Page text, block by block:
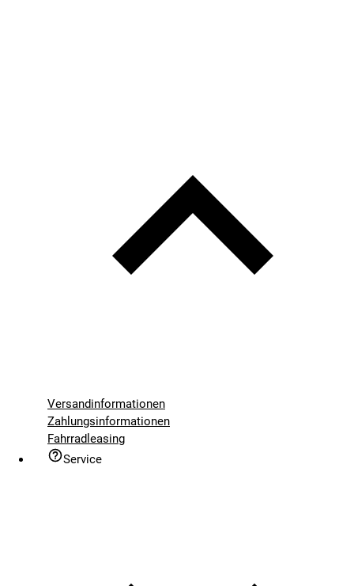
Versandinformationen
Zahlungsinformationen
Fahrradleasing
Service